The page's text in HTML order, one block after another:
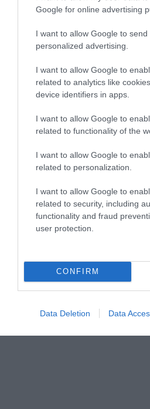
Google for online advertising
I want to allow Google to send
personalized advertising.
I want to allow Google to
related to analytics like
device identifiers in apps.
I want to allow Google to
related to functionality of the
I want to allow Google to
related to personalization.
I want to allow Google to
related to security, including
functionality and fraud
user protection.
CONFIRM
Data Deletion Data
και μάθετε πρώτοι όλες
Share Tweet
ΘΑΝΟΣ ΠΛΕΥΡΗΣ
ΔΙΑΦΗΜΙΣΗ